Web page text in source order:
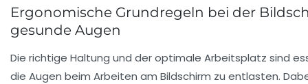
Ergonomische Grundregeln bei der
gesunde Augen
Die richtige Haltung und der optimale Arbeitsplatz sind
die Augen beim Arbeiten am Bildschirm zu entlasten.